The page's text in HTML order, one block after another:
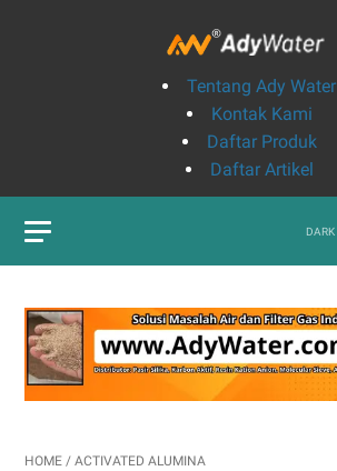
Tentang Ady Water
Kontak Kami
Daftar Produk
Daftar Artikel
HOME / ACTIVATED ALUMINA